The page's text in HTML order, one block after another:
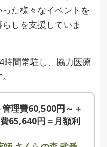
た様々なイベントを
しを支援していま
間常駐し、協力医療
理費60,500円～＋
65,640円＝月額利